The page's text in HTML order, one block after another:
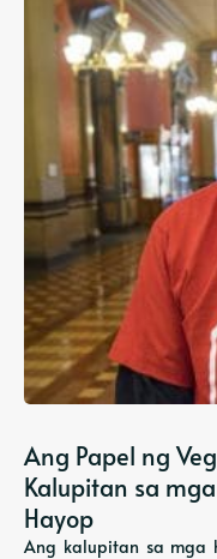
Ang Papel ng
Kalupitan sa
Hayop
Ang kalupitan sa mga